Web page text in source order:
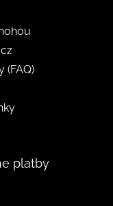
(FAQ)
platby